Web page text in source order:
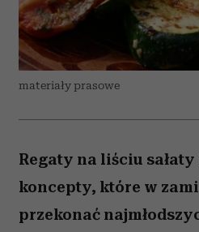
materiały prasowe
Regaty na liściu
koncepty, które w
przekonać